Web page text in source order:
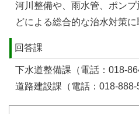
河川整備や、雨水管、ポン
どによる総合的な治水対策に
回答課
下水道整備課（電話：018-
道路建設課（電話：018-888-